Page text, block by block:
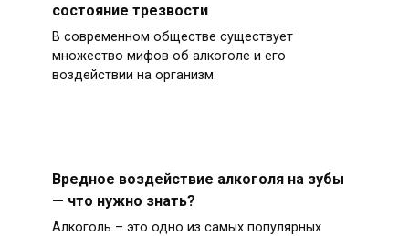
состояние трезвости
В современном обществе существует
множество мифов об алкоголе и его
воздействии на организм.
Вредное воздействие алкоголя на зубы
— что нужно знать?
Алкоголь – это одно из самых популярных